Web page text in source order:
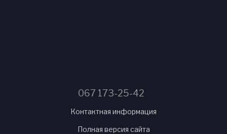
067 173-25-42
Контактная информация
Полная версия сайта